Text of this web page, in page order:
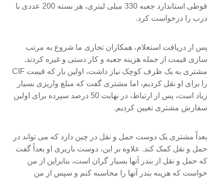
قوطی استاندارد جعبه 330 میلی لیتری، هر بسته 200 عددی با
درب را درخواست کرد.
پس از دریافت استعلام، همکاران تجاری ما شروع به مرتب
سازی قیمت از جمله هزینه جعبه و کار دستی و غیره کردند.
مشتری به یک ظرف کوچک نیاز داشت، اولین بار که قیمت CIF
را برای او نقل کردیم، اما مشتری گفت که مبلغ واریزی بسیار
زیاد است، پس از ارتباط، در نهایت 50 درصد سپرده برای اولین
سفارش مشتری تعیین کردیم.
بعداً مشتری یک دوست حمل و نقل در چین دارد که می تواند در
حمل و نقل کمک کند. علاوه بر این، دوست باربری او بعداً گفت
که حمل و نقل از بندر آنها بسیار گران است، بنابراین از من
خواست که هزینه بندر آنها را محاسبه کنم و سپس از من